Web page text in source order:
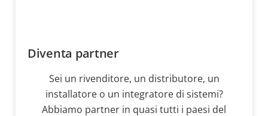
Diventa partner
Sei un rivenditore, un distributore, un
installatore o un integratore di sistemi?
Abbiamo partner in quasi tutti i paesi del